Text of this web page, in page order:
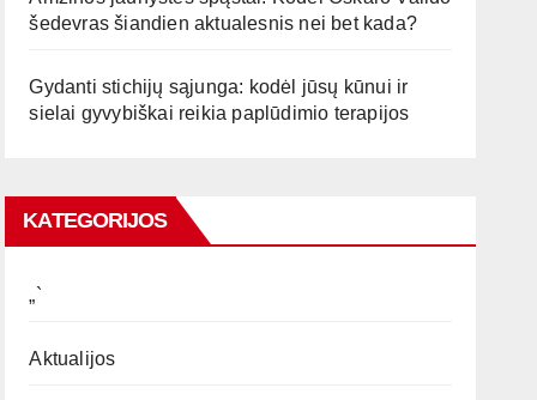
šedevras šiandien aktualesnis nei bet kada?
Gydanti stichijų sąjunga: kodėl jūsų kūnui ir
sielai gyvybiškai reikia paplūdimio terapijos
KATEGORIJOS
„`
Aktualijos